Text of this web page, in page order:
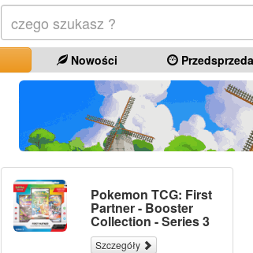
Nowości
Pokemon TCG: First
Partner - Booster
Collection - Series 3
Szczegóły